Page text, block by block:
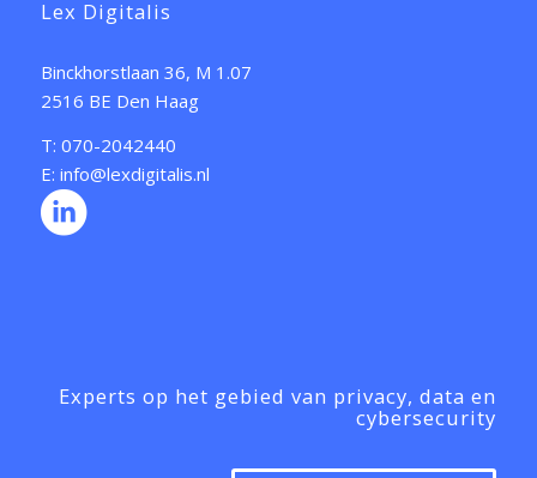
Lex Digitalis
Binckhorstlaan 36, M 1.07
2516 BE Den Haag
T: 070-2042440
E: info@lexdigitalis.nl
Experts op het gebied van privacy, data en
cybersecurity